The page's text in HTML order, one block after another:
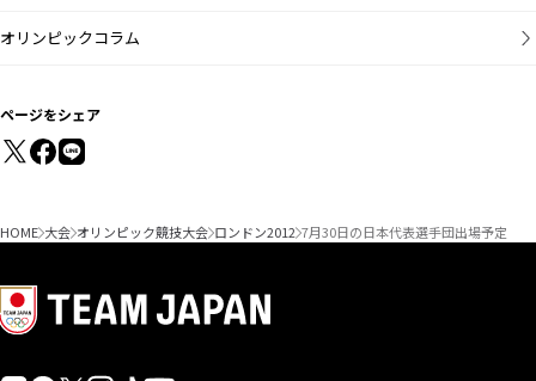
オリンピックコラム
ページをシェア
HOME 大会 オリンピック競技大会 ロンドン2012 7月30日の日本代表選手団出場予定